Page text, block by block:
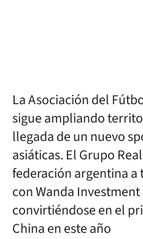
La Asociación del
sigue ampliando
llegada de un nuevo
asiáticas. El Grupo
federación argentina a
con Wanda
convirtiéndose en el
China en este año